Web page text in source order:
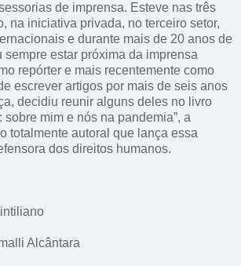
de imprensa. Esteve nas três
na iniciativa privada, no terceiro setor,
e durante mais de 20 anos de
sempre estar próxima da imprensa
repórter e mais recentemente como
escrever artigos por mais de seis anos
decidiu reunir alguns deles no livro
sobre mim e nós na pandemia”, a
totalmente autoral que lança essa
dos direitos humanos.
Alcântara